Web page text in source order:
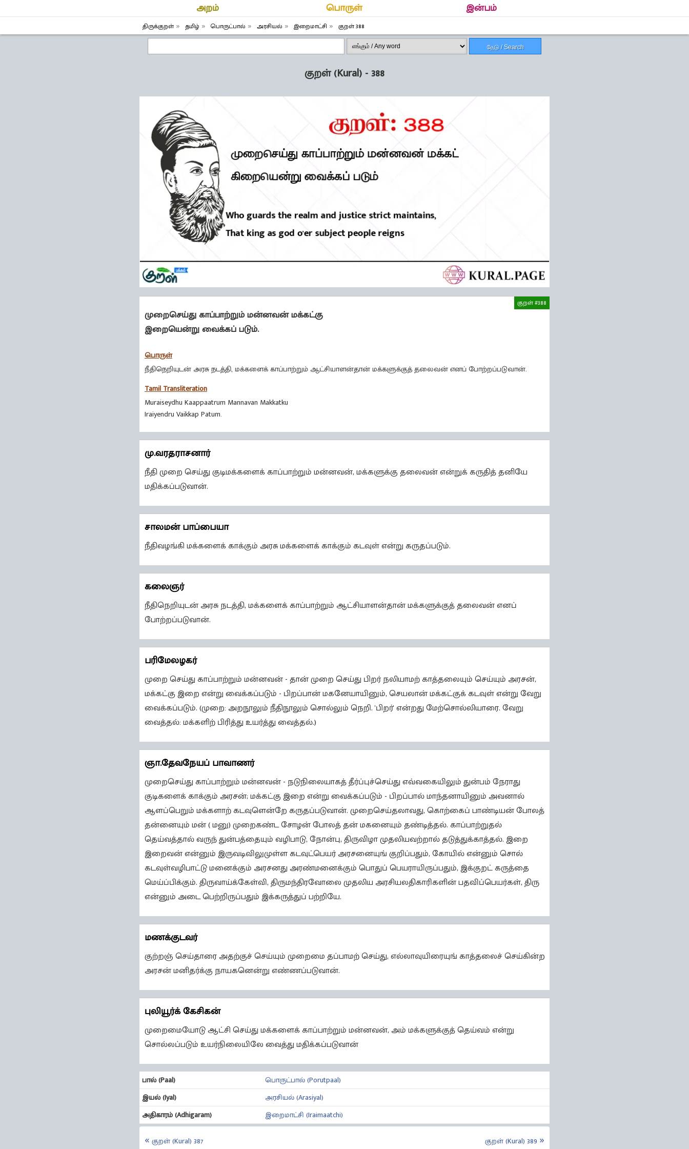
அறம் பொருள் இன்பம்
திருக்குறள் தமிழ் பொருட்பால் அரசியல் இறைமாட்சி குறள் 388
தேடு / Search
குறள் (Kural) - 388
குறள் #388
முறைசெய்து காப்பாற்றும் மன்னவன் மக்கட்கு
இறையென்று வைக்கப் படும்.
பொருள்
நீதிநெறியுடன் அரசு நடத்தி, மக்களைக் காப்பாற்றும் ஆட்சியாளன்தான் மக்களுக்குத் தலைவன் எனப் போற்றப்படுவான்.
Tamil Transliteration
Muraiseydhu Kaappaatrum Mannavan Makkatku
Iraiyendru Vaikkap Patum.
மு.வரதராசனார்
நீதி முறை செய்து குடிமக்களைக் காப்பாற்றும் மன்னவன், மக்களுக்கு தலைவன் என்றுக் கருதித் தனியே
மதிக்கப்படுவான்.
சாலமன் பாப்பையா
நீதிவழங்கி மக்களைக் காக்கும் அரசு மக்களைக் காக்கும் கடவுள் என்று கருதப்படும்.
கலைஞர்
நீதிநெறியுடன் அரசு நடத்தி, மக்களைக் காப்பாற்றும் ஆட்சியாளன்தான் மக்களுக்குத் தலைவன் எனப்
போற்றப்படுவான்.
பரிமேலழகர்
முறை செய்து காப்பாற்றும் மன்னவன் - தான் முறை செய்து பிறர் நலியாமற் காத்தலையும் செய்யும் அரசன்,
மக்கட்கு இறை என்று வைக்கப்படும் - பிறப்பான் மகனேயாயினும், செயலான் மக்கட்குக் கடவுள் என்று வேறு
வைக்கப்படும். (முறை: அறநூலும் நீதிநூலும் சொல்லும் நெறி. 'பிறர்' என்றது மேற்சொல்லியாரை. வேறு
வைத்தல்: மக்களிற் பிரித்து உயர்த்து வைத்தல்.)
ஞா.தேவநேயப் பாவாணர்
முறைசெய்து காப்பாற்றும் மன்னவன் - நடுநிலையாகத் தீர்ப்புச்செய்து எவ்வகையிலும் துன்பம் நேராது
குடிகளைக் காக்கும் அரசன்; மக்கட்கு இறை என்று வைக்கப்படும் - பிறப்பால் மாந்தனாயினும் அவனால்
ஆளப்பெறும் மக்களாற் கடவுளென்றே கருதப்படுவான். முறைசெய்தலாவது, கொற்கைப் பாண்டியன் போலத்
தன்னையும் மன் ( மனு) முறைகண்ட சோழன் போலத் தன் மகனையும் தண்டித்தல். காப்பாற்றுதல்
தெய்வத்தால் வருந் துன்பத்தையும் வழிபாடு, நோன்பு, திருவிழா முதலியவற்றால் தடுத்துக்காத்தல். இறை
இறைவன் என்னும் இருவடிவிலுமுள்ள கடவுட்பெயர் அரசனையுங் குறிப்பதும், கோயில் என்னும் சொல்
கடவுள்வழிபாட்டு மனைக்கும் அரசனது அரண்மனைக்கும் பொதுப் பெயராயிருப்பதும், இக்குறட் கருத்தை
மெய்ப்பிக்கும். திருவாய்க்கேள்வி, திருமந்திரவோலை முதலிய அரசியலதிகாரிகளின் பதவிப்பெயர்கள், திரு
என்னும் அடை பெற்றிருப்பதும் இக்கருத்துப் பற்றியே.
மணக்குடவர்
குற்றஞ் செய்தாரை அதற்குச் செய்யும் முறைமை தப்பாமற் செய்து, எல்லாவுயிரையுங் காத்தலைச் செய்கின்ற
அரசன் மனிதர்க்கு நாயகனென்று எண்ணப்படுவான்.
புலியூர்க் கேசிகன்
முறைமையோடு ஆட்சி செய்து மக்களைக் காப்பாற்றும் மன்னவன், அம் மக்களுக்குத் தெய்வம் என்று
சொல்லப்படும் உயர்நிலையிலே வைத்து மதிக்கப்படுவான்
பால் (Paal)
பொருட்பால் (Porutpaal)
இயல் (Iyal)
அரசியல் (Arasiyal)
அதிகாரம் (Adhigaram)
இறைமாட்சி (Iraimaatchi)
குறள் (Kural) 387 குறள் (Kural) 389